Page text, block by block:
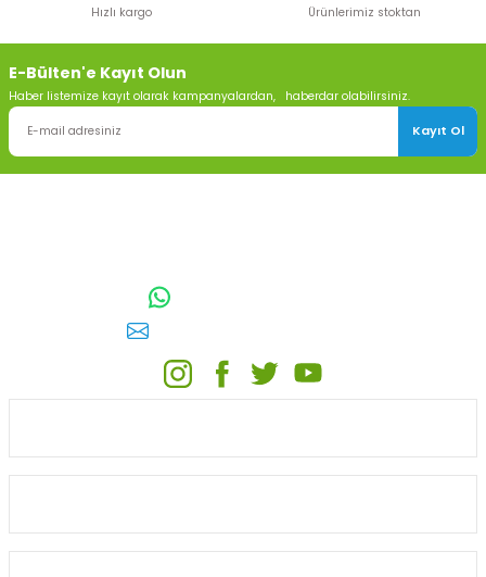
Hızlı kargo Ürünlerimiz stoktan
E-Bülten'e Kayıt Olun
Haber listemize kayıt olarak kampanyalardan, haberdar olabilirsiniz.
Kayıt Ol